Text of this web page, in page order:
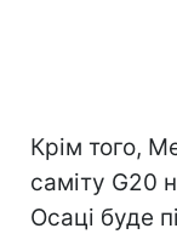
Крім того,
саміту G20
Осаці буде